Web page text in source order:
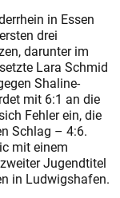
in Essen
drei
darunter im
Lara Schmid
Shaline-
mit 6:1 an die
Fehler ein, die
Schlag – 4:6.
mit einem
Jugendtitel
in Ludwigshafen.